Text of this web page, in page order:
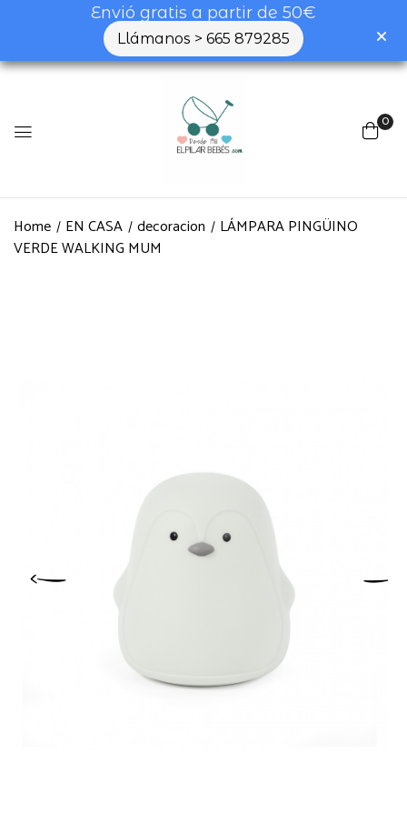
Envió gratis a partir de 50€
Llámanos > 665 879285
0
Home EN CASA decoracion
LÁMPARA PINGÜINO
VERDE WALKING MUM